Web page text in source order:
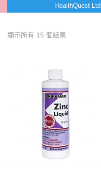
HealthQuest Ltd.
顯示所有 15 個結果